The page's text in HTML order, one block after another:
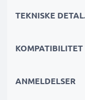
Uundværlig i
strøm til intensive,
TEKNISKE
KOMPATIBILITET
ANMELDELSER